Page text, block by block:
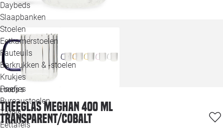
Daybeds
Slaapbanken
Stoelen
Eetkamerstoelen
Fauteuils
Barkrukken & -stoelen
Krukjes
Poefjes
Bureaustoelen
Tafels
Eettafels
LOODS 5
Theeglas Meghan 400 ml
transparent/cobalt